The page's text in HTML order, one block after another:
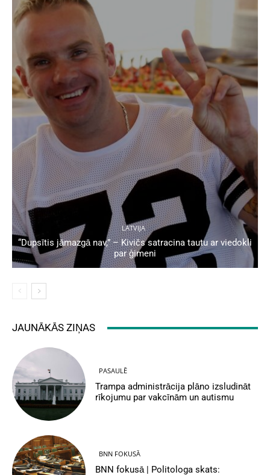
LATVIJA
“Dupsītis jāmazgā nav,” – Kivičs satracina tautu ar viedokli
par ģimeni
JAUNĀKĀS ZIŅAS
PASAULĒ
Trampa administrācija plāno izsludināt
rīkojumu par vakcīnām un autismu
BNN FOKUSĀ
BNN fokusā | Politologa skats: